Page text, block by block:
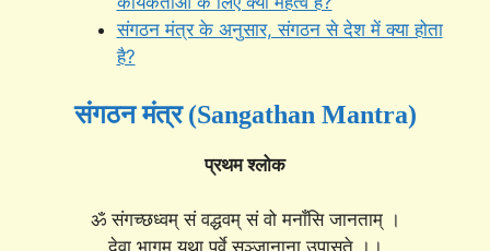
संगठन मंत्र के अनुसार, संगठन से देश में क्या होता
है?
संगठन मंत्र (Sangathan Mantra)
प्रथम श्लोक
ॐ संगच्छध्वम् सं वद्धवम् सं वो मनाँसि जानताम् ।